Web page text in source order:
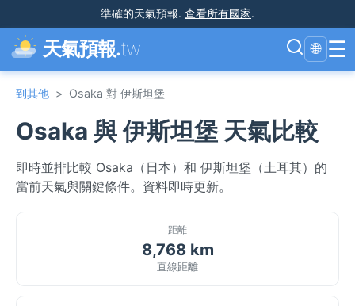
準確的天氣預報. 查看所有國家.
天氣預報.tw 🌐 ☰
到其他 > Osaka 對 伊斯坦堡
Osaka 與 伊斯坦堡 天氣比較
即時並排比較 Osaka（日本）和 伊斯坦堡（土耳其）的
當前天氣與關鍵條件。資料即時更新。
距離
8,768 km
直線距離